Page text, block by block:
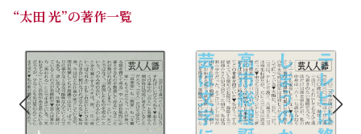
“太田 光”の著作一覧